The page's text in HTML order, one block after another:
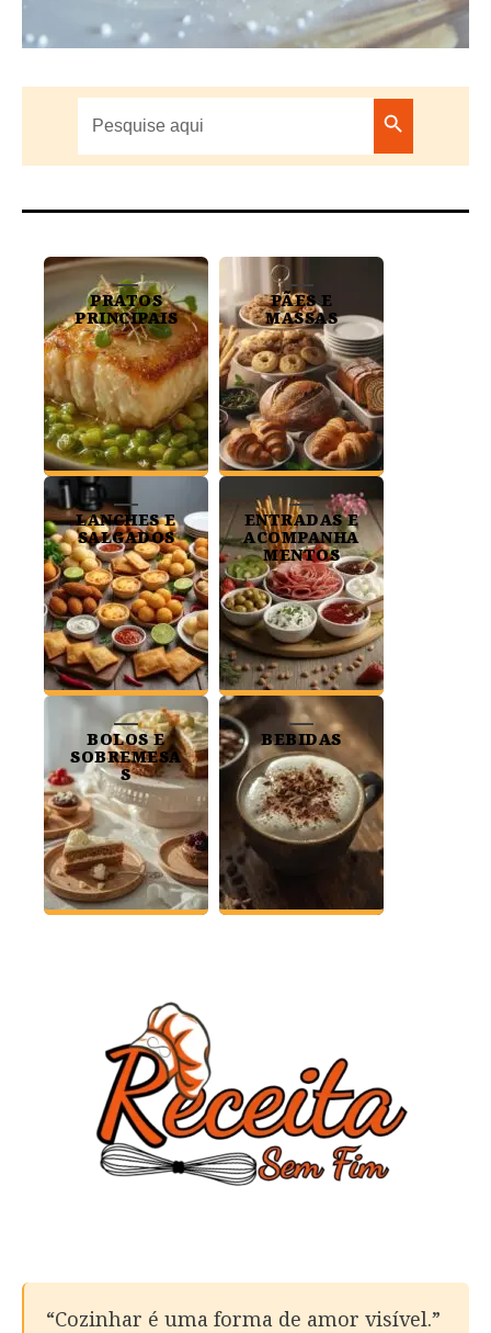
Search
for: Search
PRATOS
PRINCIPAIS
PÃES E
MASSAS
LANCHES E
SALGADOS
ENTRADAS E
ACOMPANHA
MENTOS
BOLOS E
SOBREMESA
S
BEBIDAS
“Cozinhar é uma forma de amor visível.”